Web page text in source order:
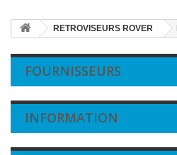
RETROVISEURS ROVER
FOURNISSEURS
INFORMATION